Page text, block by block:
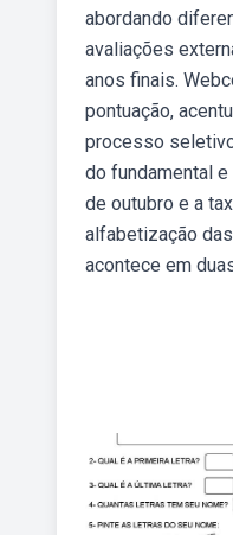
abordando
avaliações
anos finais.
pontuação,
processo
do fundamental
de outubro e a
alfabetização
acontece em